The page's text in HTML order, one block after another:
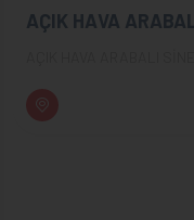
AÇIK HAVA